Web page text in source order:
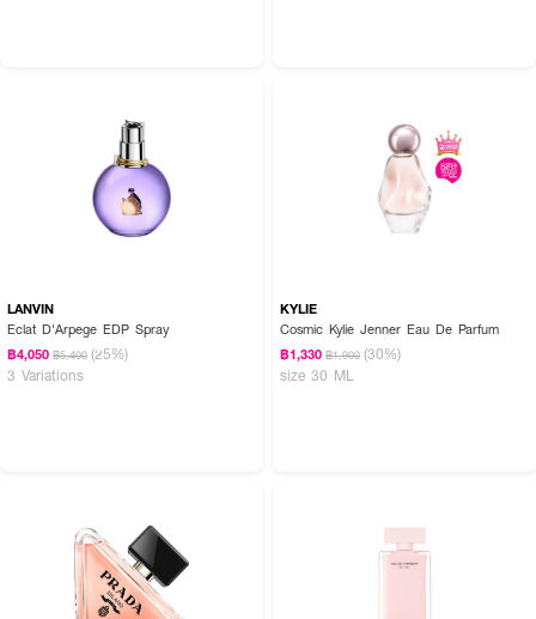
LANVIN
Eclat D'Arpege EDP Spray
฿4,050 ฿5,400 (25%)
3 Variations
KYLIE
Cosmic Kylie Jenner Eau De Parfum
฿1,330 ฿1,900 (30%)
size 30 ML